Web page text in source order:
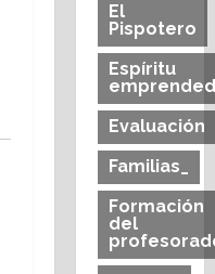
El
Pispotero
Espíritu
Evaluación
Familias_
Formación
del